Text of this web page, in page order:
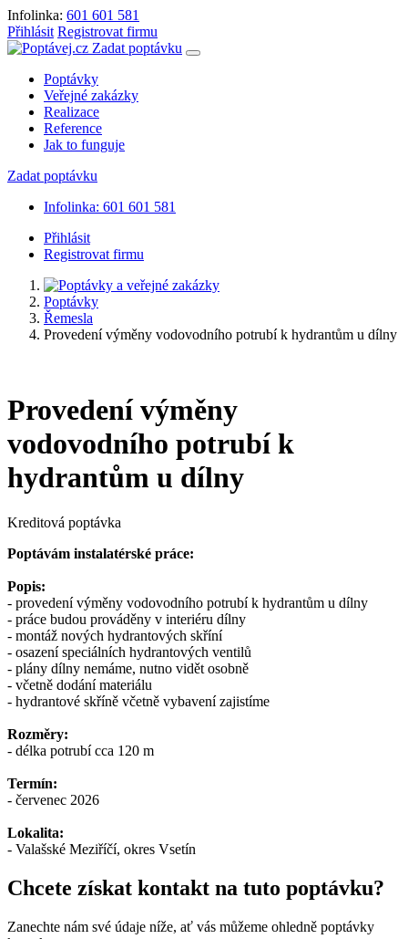
Infolinka: 601 601 581
Přihlásit Registrovat firmu
Zadat poptávku
Poptávky
Veřejné zakázky
Realizace
Reference
Jak to funguje
Zadat poptávku
Infolinka: 601 601 581
Přihlásit
Registrovat firmu
Poptávky
Řemesla
Provedení výměny vodovodního potrubí k hydrantům u dílny
Provedení výměny
vodovodního potrubí k
hydrantům u dílny
Kreditová poptávka
Poptávám instalatérské práce:
Popis:
- provedení výměny vodovodního potrubí k hydrantům u dílny
- práce budou prováděny v interiéru dílny
- montáž nových hydrantových skříní
- osazení speciálních hydrantových ventilů
- plány dílny nemáme, nutno vidět osobně
- včetně dodání materiálu
- hydrantové skříně včetně vybavení zajistíme
Rozměry:
- délka potrubí cca 120 m
Termín:
- červenec 2026
Lokalita:
- Valašské Meziříčí, okres Vsetín
Chcete získat kontakt na tuto poptávku?
Zanechte nám své údaje níže, ať vás můžeme ohledně poptávky